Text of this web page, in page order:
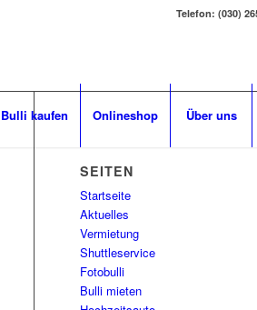
Telefon: (030)
Bulli kaufen Onlineshop Über uns
SEITEN
Startseite
Aktuelles
Vermietung
Shuttleservice
Fotobulli
Bulli mieten